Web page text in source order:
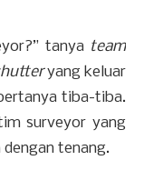
tanya team
yang keluar
tiba-tiba.
surveyor yang
tenang.